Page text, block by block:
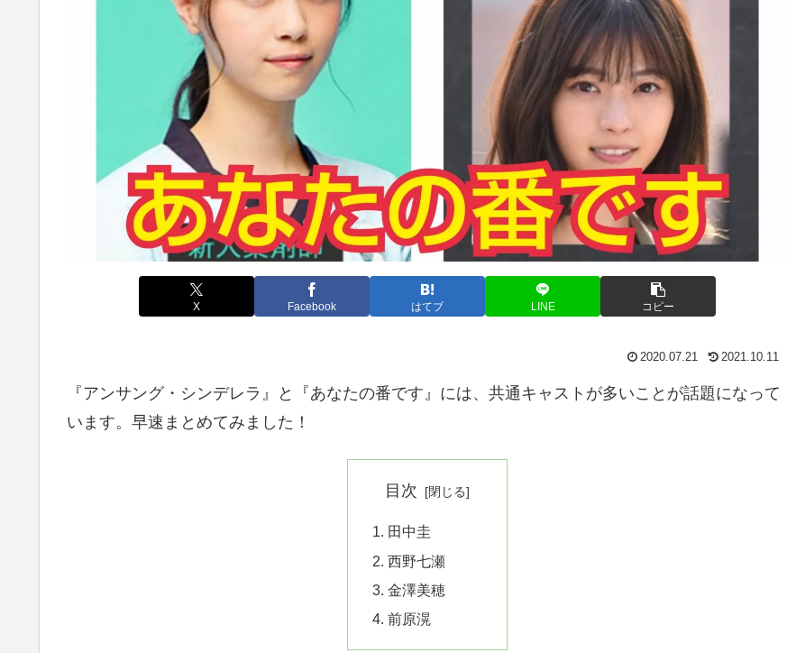
X Facebook はてブ LINE コピー
2020.07.21 2021.10.11
『アンサング・シンデレラ』と『あなたの番です』には、共通キャストが多いことが話題になって
います。早速まとめてみました！
目次
田中圭
西野七瀬
金澤美穂
前原滉